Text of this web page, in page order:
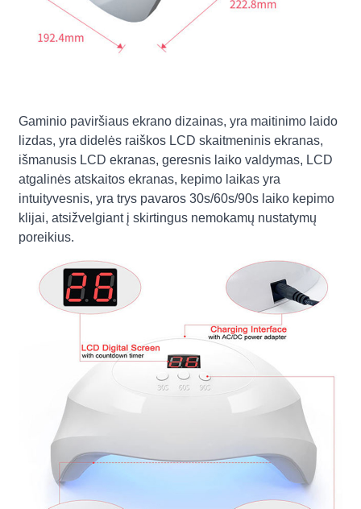
Gaminio paviršiaus ekrano dizainas, yra maitinimo laido
lizdas, yra didelės raiškos LCD skaitmeninis ekranas,
išmanusis LCD ekranas, geresnis laiko valdymas, LCD
atgalinės atskaitos ekranas, kepimo laikas yra
intuityvesnis, yra trys pavaros 30s/60s/90s laiko kepimo
klijai, atsižvelgiant į skirtingus nemokamų nustatymų
poreikius.